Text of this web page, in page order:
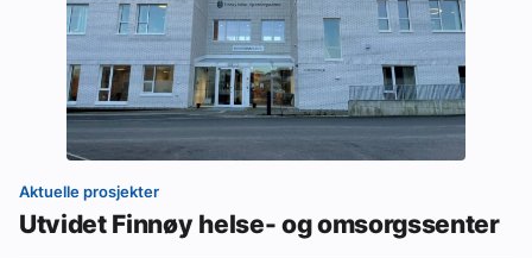
Aktuelle prosjekter
Utvidet Finnøy helse- og omsorgssenter